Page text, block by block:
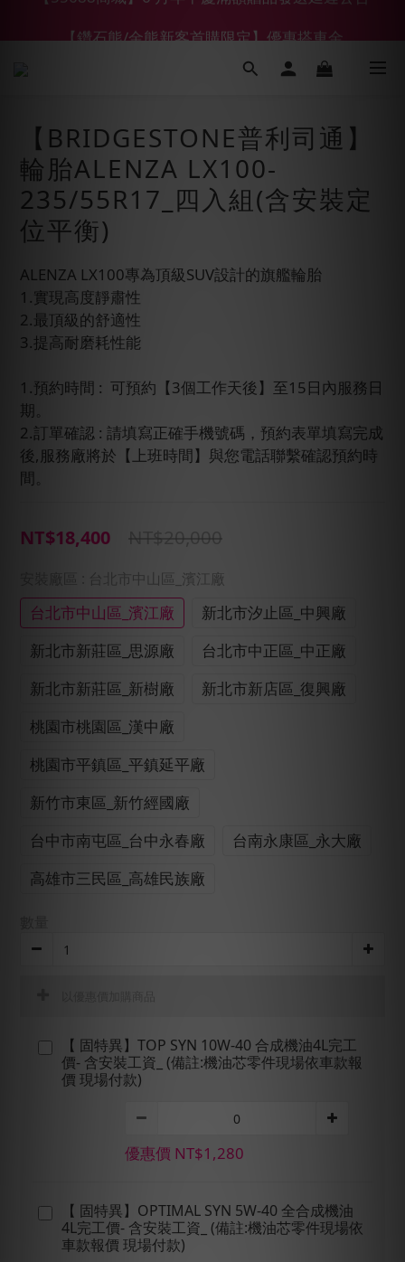
下單前綁定LINE會員加碼折100元
【鑽石熊/金熊新客首購限定】優惠搭車金
【BRIDGESTONE普利司通】
輪胎ALENZA LX100-
235/55R17_四入組(含安裝定
位平衡)
ALENZA LX100專為頂級SUV設計的旗艦輪胎
1.實現高度靜肅性
2.最頂級的舒適性
3.提高耐磨耗性能
1.預約時間 :  可預約【3個工作天後】至15日內服務日
期。
2.訂單確認 : 請填寫正確手機號碼，預約表單填寫完成
後,服務廠將於【上班時間】與您電話聯繫確認預約時
間。
NT$18,400 NT$20,000
: 台北市中山區_濱江廠
台北市中山區_濱江廠
新北市汐止區_中興廠
新北市新莊區_思源廠
台北市中正區_中正廠
新北市新莊區_新樹廠
新北市新店區_復興廠
桃園市桃園區_漢中廠
桃園市平鎮區_平鎮延平廠
新竹市東區_新竹經國廠
台中市南屯區_台中永春廠
台南永康區_永大廠
高雄市三民區_高雄民族廠
【 固特異】TOP SYN 10W-40 合成機油4L完工
價- 含安裝工資_ (備註:機油芯零件現場依車款報
價 現場付款)
優惠價 NT$1,280
【 固特異】OPTIMAL SYN 5W-40 全合成機油
4L完工價- 含安裝工資_ (備註:機油芯零件現場依
車款報價 現場付款)